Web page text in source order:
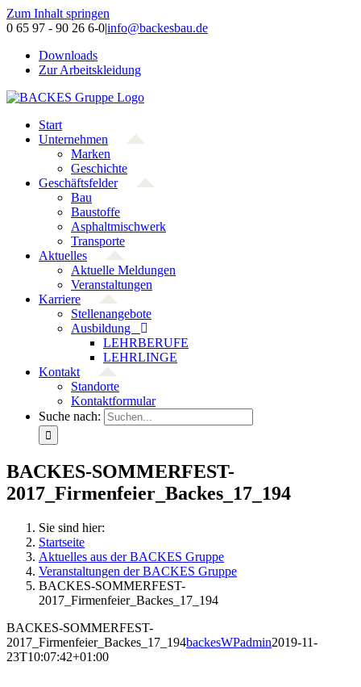
Zum Inhalt springen
0 65 97 - 90 26 6-0|info@backesbau.de
Downloads
Zur Arbeitskleidung
Start
Unternehmen
Marken
Geschichte
Geschäftsfelder
Bau
Baustoffe
Asphaltmischwerk
Transporte
Aktuelles
Aktuelle Meldungen
Veranstaltungen
Karriere
Stellenangebote
Ausbildung
LEHRBERUFE
LEHRLINGE
Kontakt
Standorte
Kontaktformular
Suche nach:
BACKES-SOMMERFEST-
2017_Firmenfeier_Backes_17_194
Sie sind hier:
Startseite
Aktuelles aus der BACKES Gruppe
Veranstaltungen der BACKES Gruppe
BACKES-SOMMERFEST-
2017_Firmenfeier_Backes_17_194
BACKES-SOMMERFEST-
2017_Firmenfeier_Backes_17_194backesWPadmin2019-11-
23T10:07:42+01:00